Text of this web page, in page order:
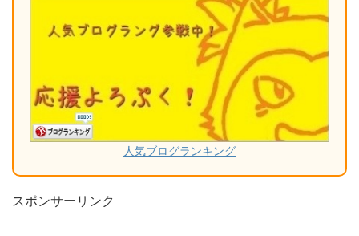
人気ブログランキング
スポンサーリンク